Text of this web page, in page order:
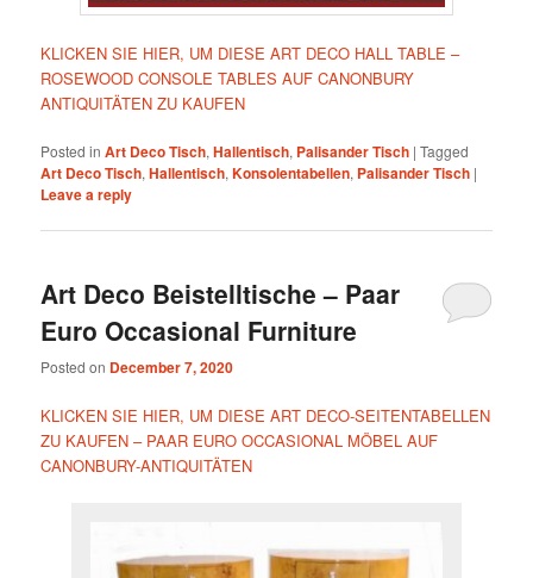
KLICKEN SIE HIER, UM DIESE ART DECO HALL TABLE –
ROSEWOOD CONSOLE TABLES AUF CANONBURY
ANTIQUITÄTEN ZU KAUFEN
Posted in Art Deco Tisch,Hallentisch, Palisander Tisch |Tagged
Art Deco Tisch,Hallentisch,Konsolentabellen, Palisander Tisch |
Leave a reply
Art Deco Beistelltische – Paar
Euro Occasional Furniture
Posted on December 7, 2020
KLICKEN SIE HIER, UM DIESE ART DECO-SEITENTABELLEN
ZU KAUFEN – PAAR EURO OCCASIONAL MÖBEL AUF
CANONBURY-ANTIQUITÄTEN